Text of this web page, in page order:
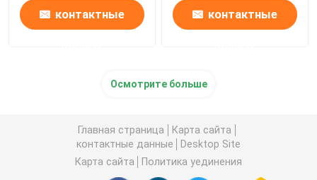
контактные контактные
Осмотрите больше
Главная страница
Карта сайта
контактные данные
Desktop Site
Карта сайта
Политика уединения